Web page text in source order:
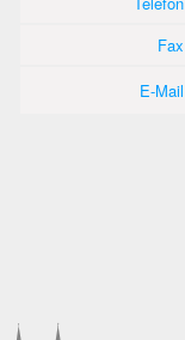
Fax
E-Mail